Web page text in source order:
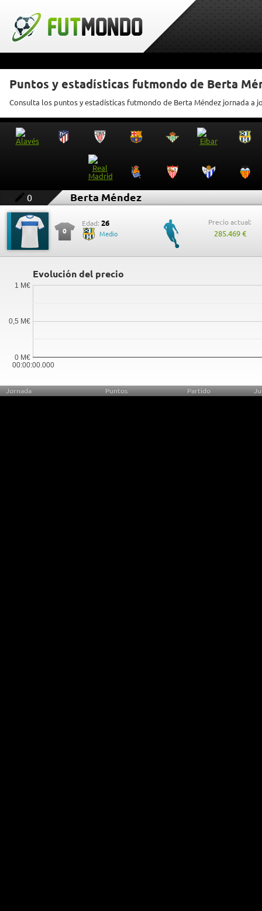
Puntos y estadísticas futmondo de Berta
Consulta los puntos y estadísticas futmondo de Berta Méndez jornada a
0 Berta Méndez
0
Edad: 26
Medio
Precio actual:
285.469 €
Evolución del precio
00:00:00.000
0 M€
0,5 M€
1 M€
Jornada Puntos Partido